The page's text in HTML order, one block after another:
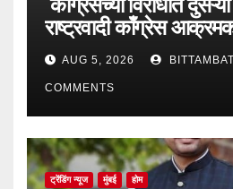
राष्ट्रवादी काँग्रेस
AUG 5, 2026
COMMENTS
ट्रेंडिंग न्यूज मुंबई होम